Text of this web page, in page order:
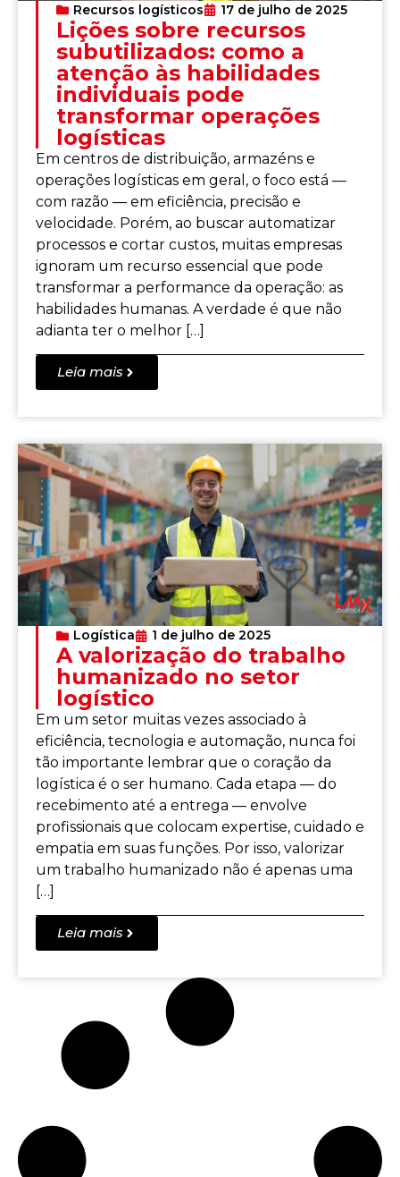
Recursos logísticos 17 de julho de 2025
Lições sobre recursos
subutilizados: como a
atenção às habilidades
individuais pode
transformar operações
logísticas
Em centros de distribuição, armazéns e
operações logísticas em geral, o foco está —
com razão — em eficiência, precisão e
velocidade. Porém, ao buscar automatizar
processos e cortar custos, muitas empresas
ignoram um recurso essencial que pode
transformar a performance da operação: as
habilidades humanas. A verdade é que não
adianta ter o melhor […]
Leia mais
Logística 1 de julho de 2025
A valorização do trabalho
humanizado no setor
logístico
Em um setor muitas vezes associado à
eficiência, tecnologia e automação, nunca foi
tão importante lembrar que o coração da
logística é o ser humano. Cada etapa — do
recebimento até a entrega — envolve
profissionais que colocam expertise, cuidado e
empatia em suas funções. Por isso, valorizar
um trabalho humanizado não é apenas uma
[…]
Leia mais